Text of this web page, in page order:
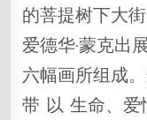
的菩提树下大
爱德华·蒙克出
六幅画所组成
带 以 生命、爱